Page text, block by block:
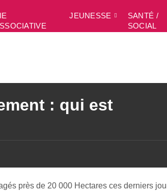
JEUNESSE
SANTÉ /
SOCIAL
: qui est
près de 20 000 Hectares ces derniers